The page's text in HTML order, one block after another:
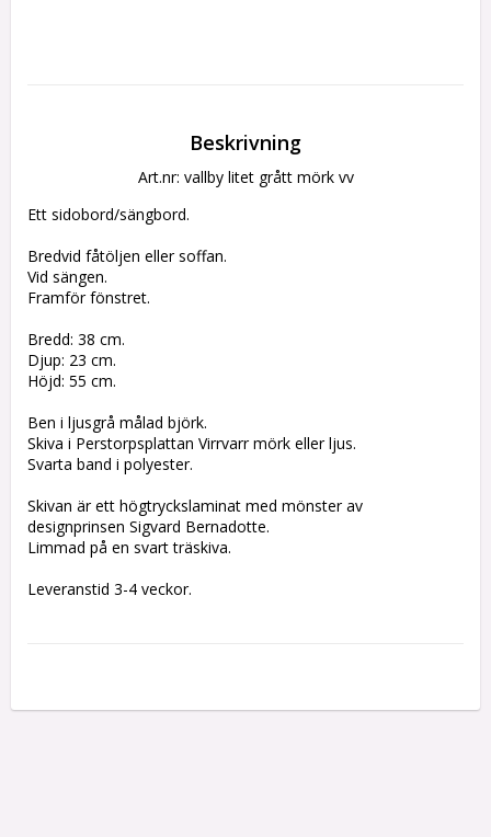
Beskrivning
Art.nr: vallby litet grått mörk vv
Ett sidobord/sängbord.
Bredvid fåtöljen eller soffan.
Vid sängen.
Framför fönstret.
Bredd: 38 cm.
Djup: 23 cm.
Höjd: 55 cm.
Ben i ljusgrå målad björk.
Skiva i Perstorpsplattan Virrvarr mörk eller ljus.
Svarta band i polyester.
Skivan är ett högtryckslaminat med mönster av
designprinsen Sigvard Bernadotte.
Limmad på en svart träskiva.
Leveranstid 3-4 veckor.